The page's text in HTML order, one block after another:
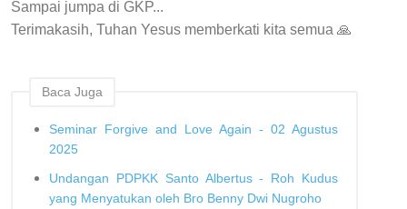
Sampai jumpa di GKP...
Terimakasih, Tuhan Yesus memberkati kita semua 🙏
Baca Juga
Seminar Forgive and Love Again - 02 Agustus
2025
Undangan PDPKK Santo Albertus - Roh Kudus
yang Menyatukan oleh Bro Benny Dwi Nugroho